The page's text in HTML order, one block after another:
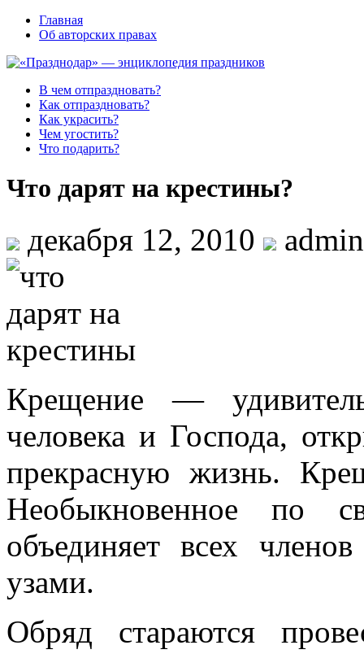
Главная
Об авторских правах
В чем отпраздновать?
Как отпраздновать?
Как украсить?
Чем угостить?
Что подарить?
Что дарят на крестины?
декабря 12, 2010 admin
Крещение —
человека и Господа,
прекрасную жизнь.
Необыкновенное по
объединяет всех
узами.
Обряд стараются